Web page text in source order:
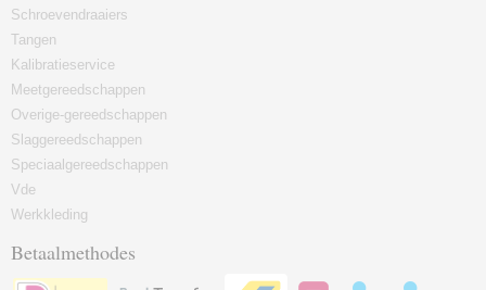
Schroevendraaiers
Tangen
Kalibratieservice
Meetgereedschappen
Overige-gereedschappen
Slaggereedschappen
Speciaalgereedschappen
Vde
Werkkleding
Betaalmethodes